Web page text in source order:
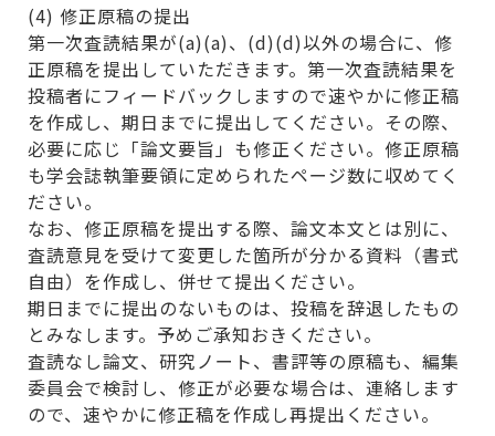
(4) 修正原稿の提出
第一次査読結果が(a)(a)、(d)(d)以外の場合に、修
正原稿を提出していただきます。第一次査読結果を
投稿者にフィードバックしますので速やかに修正稿
を作成し、期日までに提出してください。その際、
必要に応じ「論文要旨」も修正ください。修正原稿
も学会誌執筆要領に定められたページ数に収めてく
ださい。
なお、修正原稿を提出する際、論文本文とは別に、
査読意見を受けて変更した箇所が分かる資料（書式
自由）を作成し、併せて提出ください。
期日までに提出のないものは、投稿を辞退したもの
とみなします。予めご承知おきください。
査読なし論文、研究ノート、書評等の原稿も、編集
委員会で検討し、修正が必要な場合は、連絡します
ので、速やかに修正稿を作成し再提出ください。